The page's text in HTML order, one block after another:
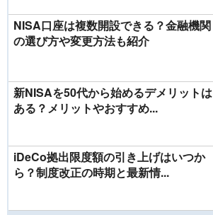
NISA口座は複数開設できる？金融機関
の選び方や変更方法も紹介
新NISAを50代から始めるデメリットは
ある？メリットやおすすめ...
iDeCo拠出限度額の引き上げはいつか
ら？制度改正の時期と最新情...